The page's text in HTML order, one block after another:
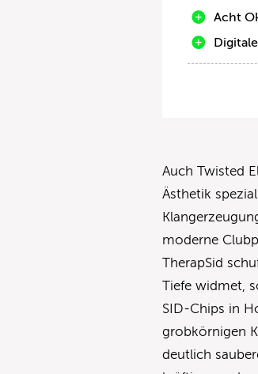
Acht
Auch Twisted
Ästhetik
moderne
TherapSid
Tiefe widmet,
SID-Chips in
grobkörnigen
deutlich